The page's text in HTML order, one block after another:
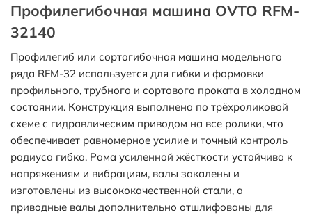
Профилегибочная машина OVTO RFM-
32140
Профилегиб или сортогибочная машина модельного
ряда RFM-32 используется для гибки и формовки
профильного, трубного и сортового проката в холодном
состоянии. Конструкция выполнена по трёхроликовой
схеме с гидравлическим приводом на все ролики, что
обеспечивает равномерное усилие и точный контроль
радиуса гибка. Рама усиленной жёсткости устойчива к
напряжениям и вибрациям, валы закалены и
изготовлены из высококачественной стали, а
приводные валы дополнительно отшлифованы для